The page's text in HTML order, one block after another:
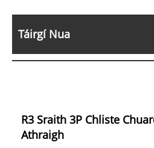
Táirgí Nua
R3 Sraith 3P Chliste
Athraigh